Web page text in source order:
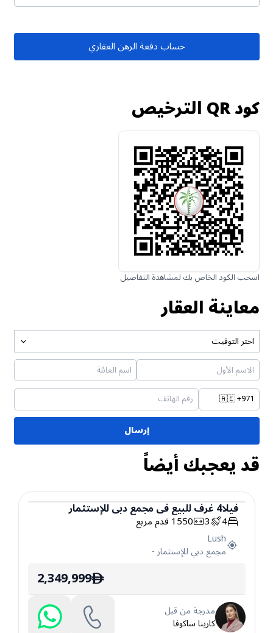
حساب دفعة الرهن العقاري
كود QR الترخيص
اسحب الكود الخاص بك لمشاهدة التفاصيل
معاينة العقار
اختر التوقيت
🇦🇪+971
إرسال
قد يعجبك أيضاً
فيلا
فيلا4غرفللبيعفيمجمع دبي للإستثمار
4
3
1550قدم مربع
Lush
مجمع دبي للإستثمار-
ê
2,349,999
مدرجة من قبل
كارينا ساكوفا